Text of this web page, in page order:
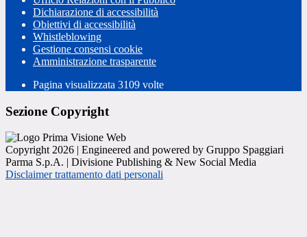
Dichiarazione di accessibilità
Obiettivi di accessibilità
Whistleblowing
Gestione consensi cookie
Amministrazione trasparente
Pagina visualizzata 3109 volte
Sezione Copyright
Copyright 2026 | Engineered and powered by Gruppo Spaggiari
Parma S.p.A. | Divisione Publishing & New Social Media
Disclaimer trattamento dati personali